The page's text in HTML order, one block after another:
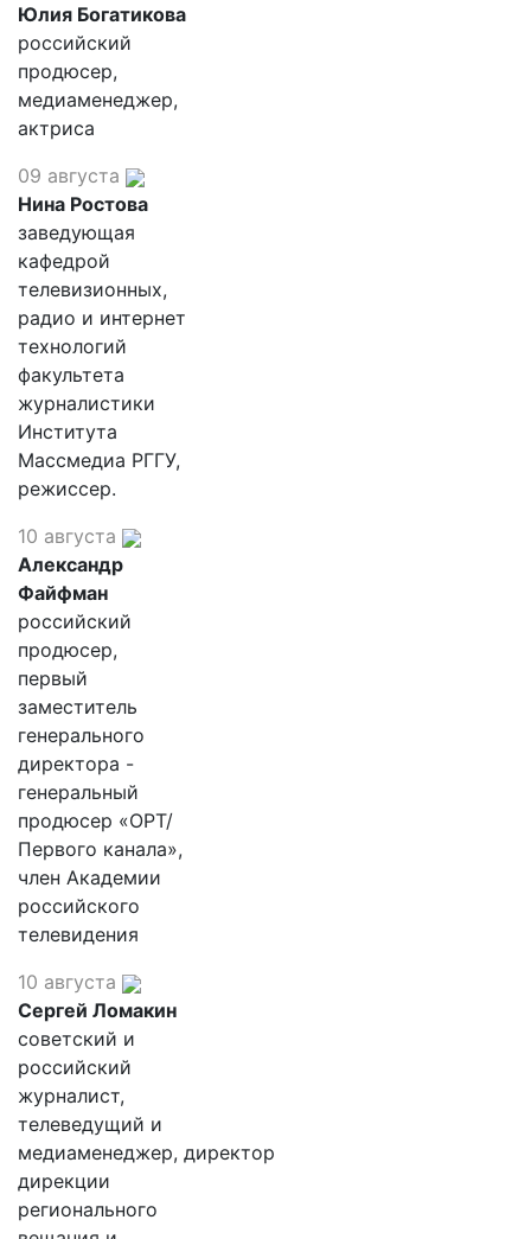
Юлия Богатикова
российский
продюсер,
медиаменеджер,
актриса
09 августа
Нина Ростова
заведующая
кафедрой
телевизионных,
радио и интернет
технологий
факультета
журналистики
Института
Массмедиа РГГУ,
режиссер.
10 августа
Александр
Файфман
российский
продюсер,
первый
заместитель
генерального
директора -
генеральный
продюсер «ОРТ/
Первого канала»,
член Академии
российского
телевидения
10 августа
Сергей Ломакин
советский и
российский
журналист,
телеведущий и
медиаменеджер, директор
дирекции
регионального